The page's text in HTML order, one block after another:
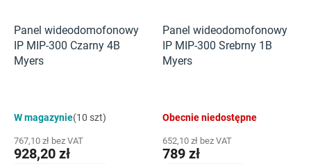
Panel wideodomofonowy
IP MIP-300 Czarny 4B
Myers
W magazynie(10 szt)
767,10 zł bez VAT
928,20 zł
Panel wideodomofonowy
IP MIP-300 Srebrny 1B
Myers
Obecnie niedostępne
652,10 zł bez VAT
789 zł